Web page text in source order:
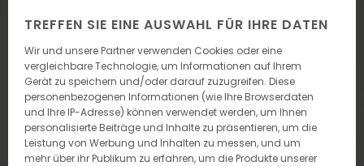
TREFFEN SIE EINE AUSWAHL FÜR IHRE DATEN
Wir und unsere Partner verwenden Cookies oder eine
vergleichbare Technologie, um Informationen auf Ihrem
Gerät zu speichern und/oder darauf zuzugreifen. Diese
personenbezogenen Informationen (wie Ihre Browserdaten
und Ihre IP-Adresse) können verwendet werden, um Ihnen
personalisierte Beiträge und Inhalte zu präsentieren, um die
Leistung von Werbung und Inhalten zu messen, und um
mehr über ihr Publikum zu erfahren, um die Produkte unserer